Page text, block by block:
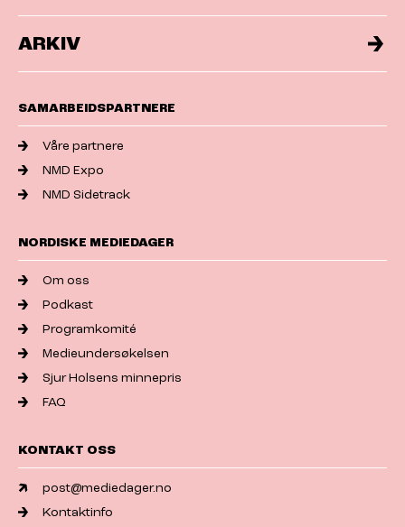
ARKIV
SAMARBEIDSPARTNERE
Våre partnere
NMD Expo
NMD Sidetrack
NORDISKE MEDIEDAGER
Om oss
Podkast
Programkomité
Medieundersøkelsen
Sjur Holsens minnepris
FAQ
KONTAKT OSS
post@mediedager.no
Kontaktinfo